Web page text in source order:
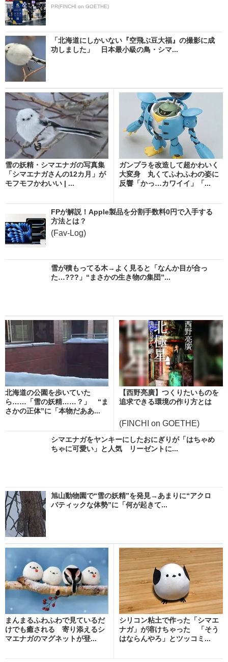
PR(FINCHI on GOETHE)
「北海道にしかいない『空飛ぶ豆大福』の撮影に成
功しました」 日本最小級の鳥・シマ...
雪の妖精・シマエナガの写真集
「シマエナガさんの12カ月」が
モフモフかわいい | ...
ガンプラを改造して超かわいく
大変身 丸くてふわふわの姿に
反響「かっ…カワイイ」「...
FPが解説！Apple製品を分割手数料0円で入手する
方法とは？
(Fav-Log)
雪が積もってる木→よく見ると「なんか目が合っ
た…???」“まさかの生き物の集団”...
北海道の公園を歩いていた
ら……「雪の妖精……？」 “ま
さかの正体”に「本物だああ...
【西野亮廣】つくりたいものを
追求できる環境の作り方とは
(FINCHI on GOETHE)
シマエナガをヤンキーにしたおにぎりが「はちゃめ
ちゃに可愛い」と人気 リーゼントに...
旭山動物園で“雪の妖精”を発見→あまりに“アクロ
バティックな体勢”に「何が起きて...
まんまるふわふわで見ているだ
けでも癒される 寄り添えるシ
マエナガのマグネットが登...
シリコン粘土で作った「シマエ
ナガ」が溶けちゃった 「そう
はならんやろ」とツッコミ...